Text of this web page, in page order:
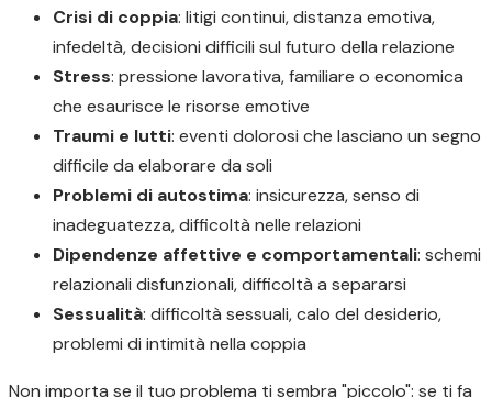
Crisi di coppia: litigi continui, distanza emotiva,
infedeltà, decisioni difficili sul futuro della relazione
Stress: pressione lavorativa, familiare o economica
che esaurisce le risorse emotive
Traumi e lutti: eventi dolorosi che lasciano un segno
difficile da elaborare da soli
Problemi di autostima: insicurezza, senso di
inadeguatezza, difficoltà nelle relazioni
Dipendenze affettive e comportamentali: schemi
relazionali disfunzionali, difficoltà a separarsi
Sessualità: difficoltà sessuali, calo del desiderio,
problemi di intimità nella coppia
Non importa se il tuo problema ti sembra "piccolo": se ti fa